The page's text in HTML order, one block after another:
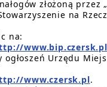
złożoną przez
na
na:
ogłoszeń Urzędu
www.czersk.pl.